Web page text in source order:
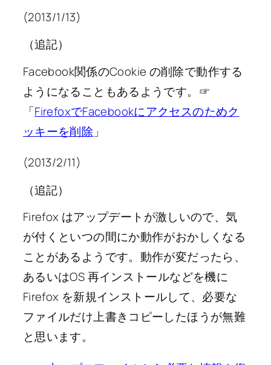
(2013/1/13)
（追記）
Facebook関係のCookie の削除で動作する
ようになることもあるようです。☞
「FirefoxでFacebookにアクセスのためク
ッキーを削除 」
(2013/2/11)
（追記）
Firefox はアップデートが激しいので、気
が付くといつの間にか動作がおかしくなる
ことがあるようです。動作が変だったら、
あるいはOS 再インストールなどを機に
Firefox を新規インストールして、必要な
ファイルだけ上書きコピーしたほうが無難
と思います。